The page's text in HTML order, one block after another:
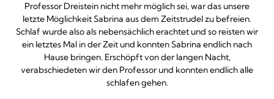
Professor Dreistein nicht mehr möglich sei, war das unsere
letzte Möglichkeit Sabrina aus dem Zeitstrudel zu befreien.
Schlaf wurde also als nebensächlich erachtet und so reisten wir
ein letztes Mal in der Zeit und konnten Sabrina endlich nach
Hause bringen. Erschöpft von der langen Nacht,
verabschiedeten wir den Professor und konnten endlich alle
schlafen gehen.